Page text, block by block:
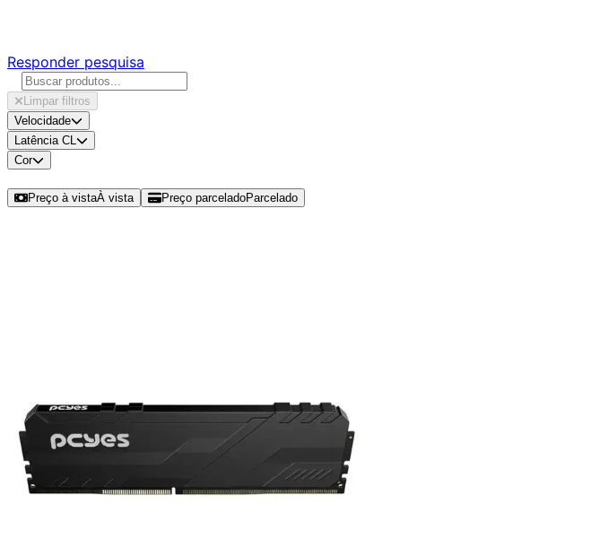
Responder pesquisa
Limpar filtros
Velocidade
Latência CL
Cor
Preço à vistaÀ vista Preço parceladoParcelado